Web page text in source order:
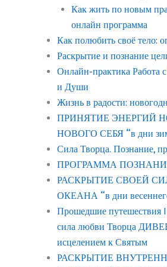
Как жить по новым
онлайн программа
Как полюбить своё тело:
Раскрытие и познание
Онлайн-практика Работа
и Души
Жизнь в радости:
ПРИНЯТИЕ ЭНЕРГИЙ
НОВОГО СЕБЯ “в дни
Сила Творца. Познание,
ПРОГРАММА
РАСКРЫТИЕ СВОЕЙ
ОКЕАНА “в дни
Прошедшие путешествия
сила любви Творца
исцелением к Святым
РАСКРЫТИЕ